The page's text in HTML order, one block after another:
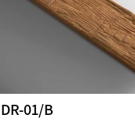
DR-01/B